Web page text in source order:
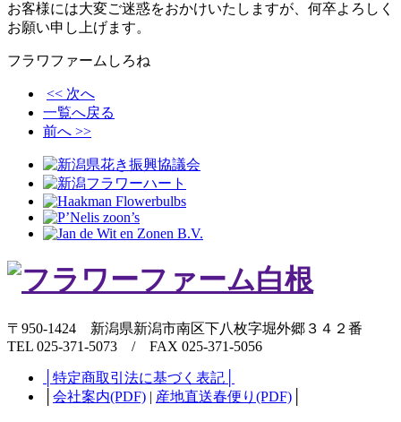
お客様には大変ご迷惑をおかけいたしますが、何卒よろしく
お願い申し上げます。
フラワファームしろね
<< 次へ
一覧へ戻る
前へ >>
〒950-1424 新潟県新潟市南区下八枚字堀外郷３４２番
TEL 025-371-5073 / FAX 025-371-5056
│特定商取引法に基づく表記│
会社案内(PDF) | 産地直送春便り(PDF)